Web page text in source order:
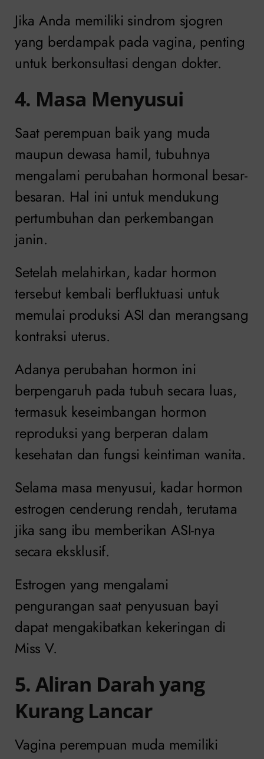
Jika Anda memiliki sindrom sjogren
yang berdampak pada vagina, penting
untuk berkonsultasi dengan dokter.
4. Masa Menyusui
Saat perempuan baik yang muda
maupun dewasa hamil, tubuhnya
mengalami perubahan hormonal besar-
besaran. Hal ini untuk mendukung
pertumbuhan dan perkembangan
janin.
Setelah melahirkan, kadar hormon
tersebut kembali berfluktuasi untuk
memulai produksi ASI dan merangsang
kontraksi uterus.
Adanya perubahan hormon ini
berpengaruh pada tubuh secara luas,
termasuk keseimbangan hormon
reproduksi yang berperan dalam
kesehatan dan fungsi keintiman wanita.
Selama masa menyusui, kadar hormon
estrogen cenderung rendah, terutama
jika sang ibu memberikan ASI-nya
secara eksklusif.
Estrogen yang mengalami
pengurangan saat penyusuan bayi
dapat mengakibatkan kekeringan di
Miss V.
5. Aliran Darah yang
Kurang Lancar
Vagina perempuan muda memiliki